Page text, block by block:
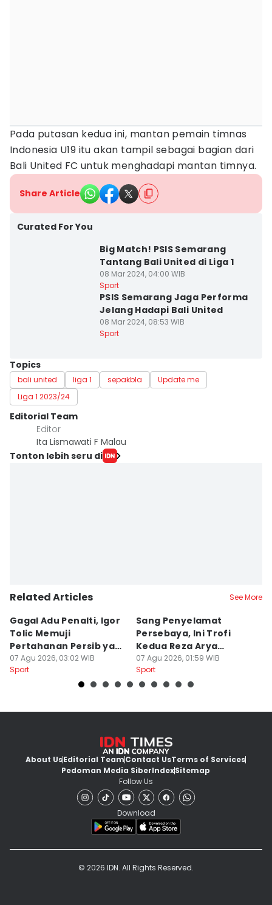
Pada putasan kedua ini, mantan pemain timnas
Indonesia U19 itu akan tampil sebagai bagian dari
Bali United FC untuk menghadapi mantan timnya.
Share Article
Curated For You
Big Match! PSIS Semarang
Tantang Bali United di Liga 1
08 Mar 2024, 04:00 WIB
Sport
PSIS Semarang Jaga Performa
Jelang Hadapi Bali United
08 Mar 2024, 08:53 WIB
Sport
Topics
bali united liga 1 sepakbla
Update me
Liga 1 2023/24
Editorial Team
Editor
Ita Lismawati F Malau
Tonton lebih seru di
Related Articles See More
Gagal Adu Penalti, Igor
Tolic Memuji
Pertahanan Persib yang
Solid
07 Agu 2026, 03:02 WIB
Sport
Sang Penyelamat
Persebaya, Ini Trofi
Kedua Reza Arya
Bersama Tavares
07 Agu 2026, 01:59 WIB
Sport
About UsEditorial TeamContact UsTerms of Services
Pedoman Media SiberIndexSitemap
Follow Us
Download
© 2026 IDN. All Rights Reserved.